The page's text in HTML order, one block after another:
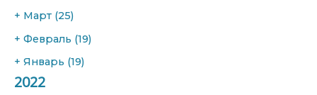
+ Март (25)
+ Февраль (19)
+ Январь (19)
2022